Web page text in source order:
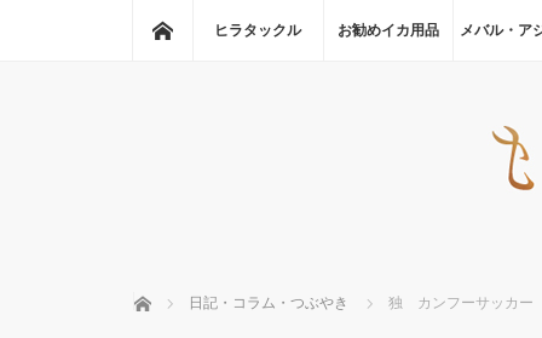
ホーム
ヒラタックル お勧めイカ用品 メバル・ア
ホーム 日記・コラム・つぶやき 独 カンフーサッカー